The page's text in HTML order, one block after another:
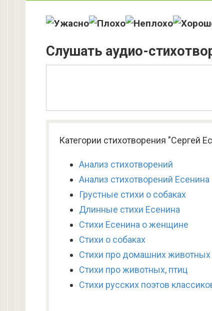
Слушать аудио-
Категории стихотворения "Сергей
Анализ стихотворений
Анализ стихотворений Есенина
Грустные стихи о собаках
Длинные стихи Есенина
Стихи Есенина о женщине
Стихи о собаках
Стихи про домашних животных
Стихи про животных, птиц
Стихи русских поэтов